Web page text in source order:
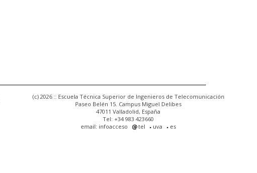
(c) 2026 :: Escuela Técnica Superior de Ingenieros de Telecomunicación
Paseo Belén 15. Campus Miguel Delibes
47011 Valladolid, España
Tel: +34 983 423660
email: infoacceso
tel uva es